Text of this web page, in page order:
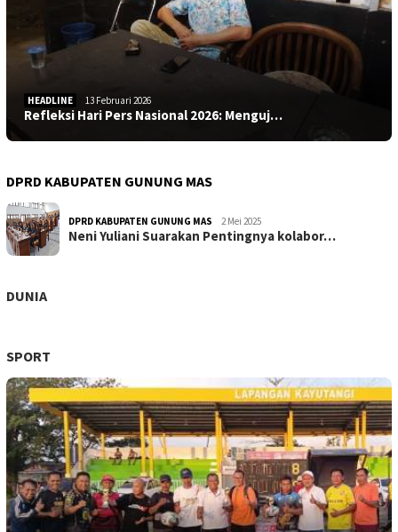
HEADLINE 13 Februari 2026
Refleksi Hari Pers Nasional 2026: Menguj…
DPRD KABUPATEN GUNUNG MAS
DPRD KABUPATEN GUNUNG MAS 2 Mei 2025
Neni Yuliani Suarakan Pentingnya kolabor…
DUNIA
SPORT